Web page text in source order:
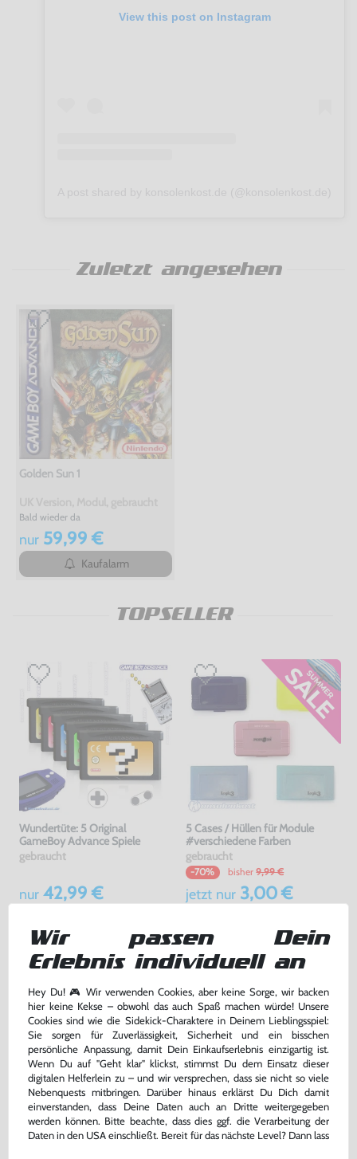
View this post on Instagram
Zuletzt angesehen
Golden Sun 1
Bald wieder da
nur59,99 €
Kaufalarm
TOPSELLER
Wundertüte: 5 Original
GameBoy Advance Spiele
gebraucht
nur42,99 €
5 Cases / Hüllen für Module
#verschiedene Farben
gebraucht
-70% bisher 9,99 €
jetzt nur3,00 €
Kopfhörer Adapter Klinke 3,5 GB
Advance / GBA SP
ohne OVP, NEU
Konsole #pink - rosa / Clear Red
gebraucht, NEUWERTIG
Wir passen Dein
Erlebnis individuell an
Hey Du! 🎮 Wir verwenden Cookies, aber keine Sorge, wir backen
hier keine Kekse – obwohl das auch Spaß machen würde! Unsere
Cookies sind wie die Sidekick-Charaktere in Deinem Lieblingsspiel:
Sie sorgen für Zuverlässigkeit, Sicherheit und ein bisschen
persönliche Anpassung, damit Dein Einkaufserlebnis einzigartig ist.
Wenn Du auf "Geht klar" klickst, stimmst Du dem Einsatz dieser
digitalen Helferlein zu – und wir versprechen, dass sie nicht so viele
Nebenquests mitbringen. Darüber hinaus erklärst Du Dich damit
einverstanden, dass Deine Daten auch an Dritte weitergegeben
werden können. Bitte beachte, dass dies ggf. die Verarbeitung der
Daten in den USA einschließt. Bereit für das nächste Level? Dann lass